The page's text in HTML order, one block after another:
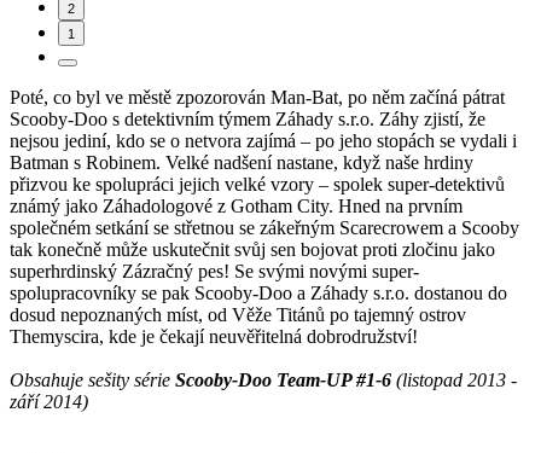
2
1
Poté, co byl ve městě zpozorován Man-Bat, po něm začíná pátrat
Scooby-Doo s detektivním týmem Záhady s.r.o. Záhy zjistí, že
nejsou jediní, kdo se o netvora zajímá – po jeho stopách se vydali i
Batman s Robinem. Velké nadšení nastane, když naše hrdiny
přizvou ke spolupráci jejich velké vzory – spolek super-detektivů
známý jako Záhadologové z Gotham City. Hned na prvním
společném setkání se střetnou se zákeřným Scarecrowem a Scooby
tak konečně může uskutečnit svůj sen bojovat proti zločinu jako
superhrdinský Zázračný pes! Se svými novými super-
spolupracovníky se pak Scooby-Doo a Záhady s.r.o. dostanou do
dosud nepoznaných míst, od Věže Titánů po tajemný ostrov
Themyscira, kde je čekají neuvěřitelná dobrodružství!
Obsahuje sešity série Scooby-Doo Team-UP #1-6 (listopad 2013 -
září 2014)